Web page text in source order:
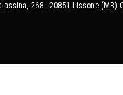
268 - 20851 Lissone